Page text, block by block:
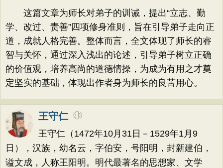
这篇文章为师长对弟子的训诫，提出“立志、勤
学、改过、责善”四项修身准则，旨在引导弟子走向正
道，成就人格完善。整体而言，全文体现了师长的睿
智与关怀，通过深入浅出的论述，引导弟子树立正确
的价值观，培养高尚的道德情操，为成为有用之才奠
定坚实的基础，体现出作者身为师长的良苦用心。
王守仁
王守仁（1472年10月31日－1529年1月9
日），汉族，幼名云，字伯安，号阳明，封新建伯，
谥文成，人称王阳明。明代最著名的思想家、文学